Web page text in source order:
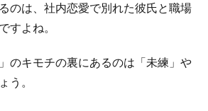
のは、社内恋愛で別れた彼氏と職場
すよね。
のキモチの裏にあるのは「未練」や
う。